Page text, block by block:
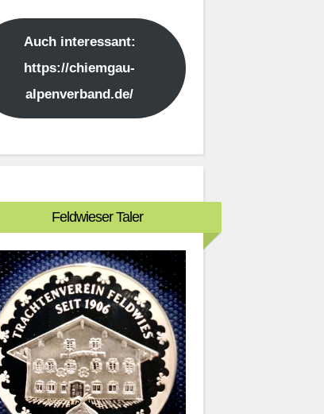
Auch interessant:
https://chiemgau-
alpenverband.de/
Feldwieser Taler